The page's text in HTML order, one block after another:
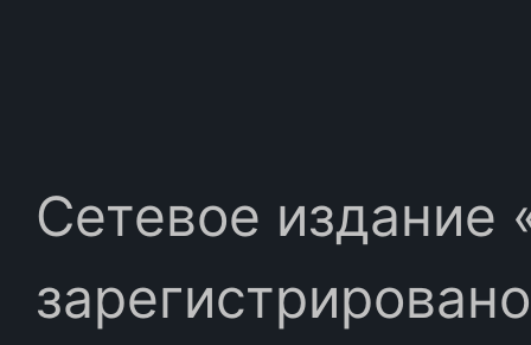
Сетевое издание